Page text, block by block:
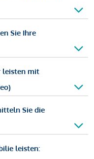
Sie Ihre
leisten mit
Sie die
leisten: